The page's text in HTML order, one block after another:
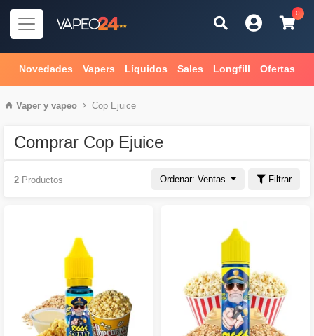
0
Novedades Vapers Líquidos Sales Longfill Ofertas
Vaper y vapeo Cop Ejuice
Comprar Cop Ejuice
Ordenar: Ventas Filtrar
2 Productos